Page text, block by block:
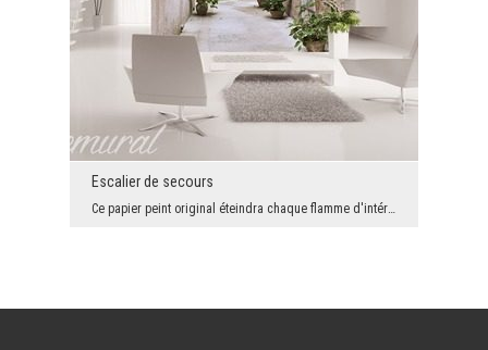
Escalier de secours